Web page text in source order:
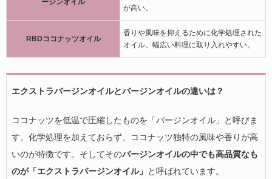
が高い。
RBDココナッツオイル
香りや風味を抑えるために化学処理された
オイル。幅広い料理に取り入れやすい。
エクストラバージンオイルとバージンオイルの違いは？
ココナッツを低温で圧縮したものを「バージンオイル」と呼びま
す。化学処理を加えておらず、ココナッツ独特の風味や香りが高
いのが特徴です。そしてそのバージンオイルの中でも高品質なも
のが「エクストラバージンオイル」 と呼ばれています。